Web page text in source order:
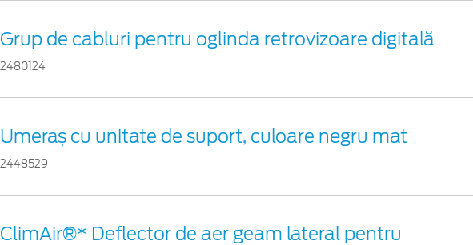
Grup de cabluri pentru oglinda retrovizoare digitală
2480124
Umeraș cu unitate de suport, culoare negru mat
2448529
ClimAir®* Deflector de aer geam lateral pentru